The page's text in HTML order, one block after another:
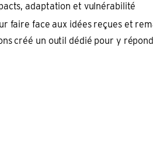
adaptation et vulnérabilité
faire face aux idées reçues et
créé un outil dédié pour y